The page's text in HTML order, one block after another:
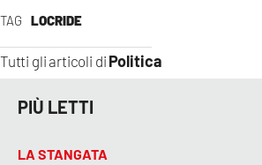
TAG LOCRIDE
Tutti gli articoli di Politica
PIÙ LETTI
LA STANGATA